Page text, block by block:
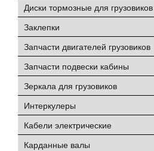
Диски тормозные для
Заклепки
Запчасти двигателей грузовиков
Запчасти подвески кабины
Зеркала для грузовиков
Интеркулеры
Кабели электрические
Карданные валы